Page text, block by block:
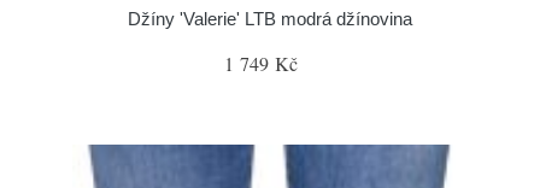
Džíny 'Valerie' LTB modrá džínovina
1 749 Kč